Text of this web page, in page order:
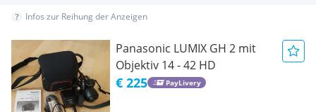
Infos zur Reihung der Anzeigen
Panasonic LUMIX GH 2 mit
Objektiv 14 - 42 HD
€ 225 PayLivery